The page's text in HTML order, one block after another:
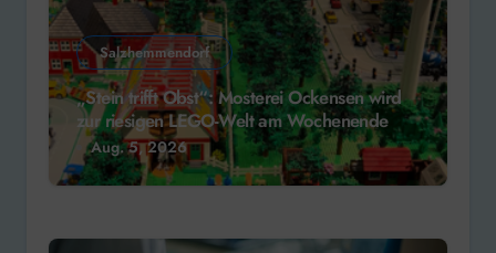
Salzhemmendorf
„Stein trifft Obst“: Mosterei Ockensen wird
zur riesigen LEGO-Welt am Wochenende
Aug. 5, 2026